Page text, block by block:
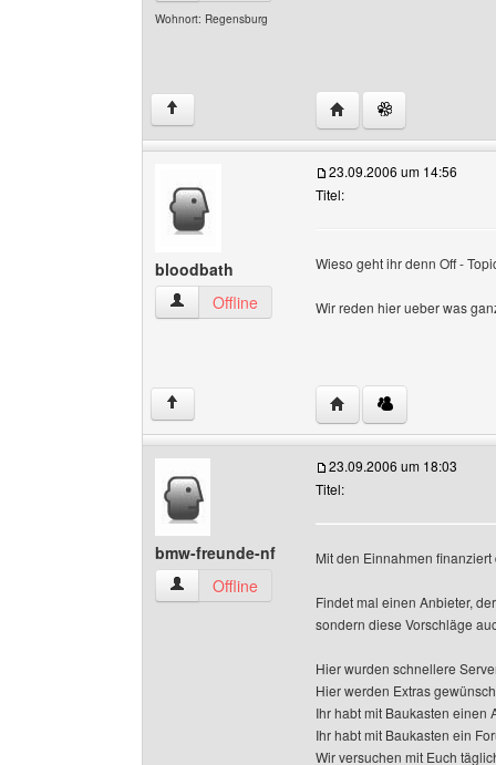
Wohnort: Regensburg
↑ Website dieses
bloodbath
bloodbath Benutzer-Profile anzeigen
Offline
23.09.2006 um 14:56
Titel:
Wieso geht ihr denn Off -
Wir reden hier ueber was
↑ Website dieses
bmw-freunde-nf
bmw-freunde-nf Benutzer-Profile anzeigen
Offline
23.09.2006 um 18:03
Titel:
Mit den Einnahmen
Findet mal einen Anbieter,
sondern diese Vorschläge
Hier wurden schnellere
Hier werden Extras
Ihr habt mit Baukasten einen
Ihr habt mit Baukasten ein
Wir versuchen mit Euch